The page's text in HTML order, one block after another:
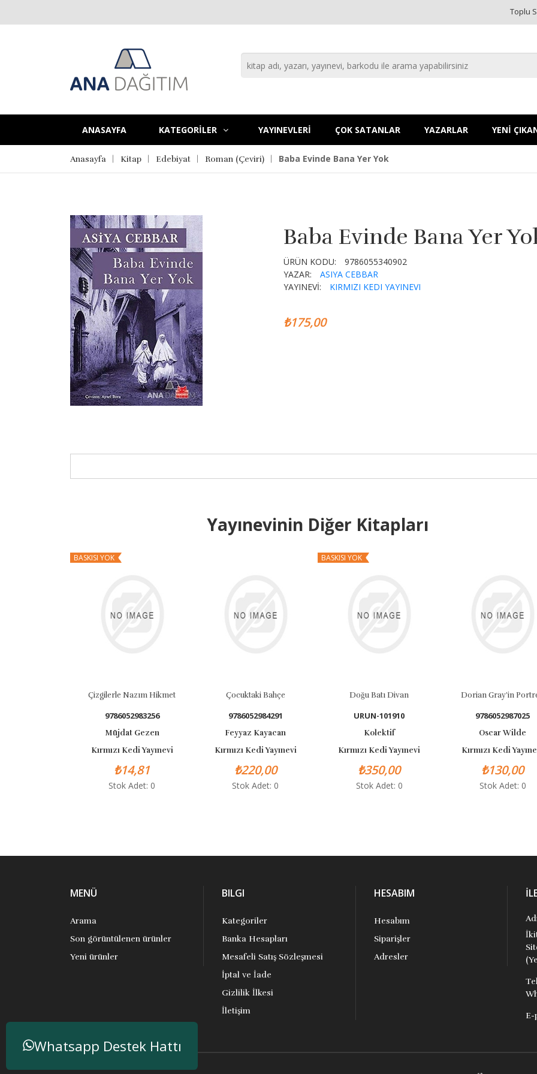
Toplu
ANASAYFA KATEGORİLER YAYINEVLERİ ÇOK SATANLAR YAZARLAR YENİ
Anasayfa Kitap Edebiyat Roman (Çeviri) Baba Evinde Bana Yer Yok
Baba Evinde Bana Yer
ÜRÜN KODU:
9786055340902
YAZAR:
ASIYA CEBBAR
YAYINEVİ:
KIRMIZI KEDI YAYINEVI
₺175,00
Yayınevinin Diğer Kitapları
BASKISI YOK
Çizgilerle Nazım Hikmet
9786052983256
Müjdat Gezen
Kırmızı Kedi Yayınevi
₺14,81
Stok Adet: 0
Çocuktaki Bahçe
9786052984291
Feyyaz Kayacan
Kırmızı Kedi Yayınevi
₺220,00
Stok Adet: 0
BASKISI YOK
Doğu Batı Divan
URUN-101910
Kolektif
Kırmızı Kedi Yayınevi
₺350,00
Stok Adet: 0
Dorian Gray’in
9786052987025
Oscar Wilde
Kırmızı Kedi
₺130,00
Stok Adet: 0
MENÜ
Arama
Son görüntülenen ürünler
Yeni ürünler
BILGI
Kategoriler
Banka Hesapları
Mesafeli Satış Sözleşmesi
İptal ve İade
Gizlilik İlkesi
İletişim
HESABIM
Hesabım
Siparişler
Adresler
E-
Whatsapp Destek Hattı